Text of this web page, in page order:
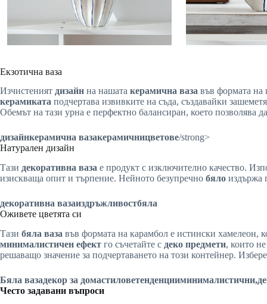
Екзотична ваза
Изчистеният дизайн на нашата керамична ваза във формата на
керамиката подчертава извивките на съда, създавайки
Обемът на тази урна е перфектно балансиран, което позволява
дизайнкерамична вазакерамичницветове/strong>
Натурален дизайн
Тази декоративна ваза е продукт с изключително качество.
изискваща опит и търпение. Нейното безупречно бяло издържа
декоративна вазаиздръжливостбяла
Оживете цветята си
Тази бяла ваза във формата на карамбол е истински хамелеон,
минималистичен ефект го съчетайте с деко предмети, които
решаващо значение за подчертаването на този контейнер.
Бяла вазадекор за домастиловетенденцииминималистични,
Често задавани въпроси